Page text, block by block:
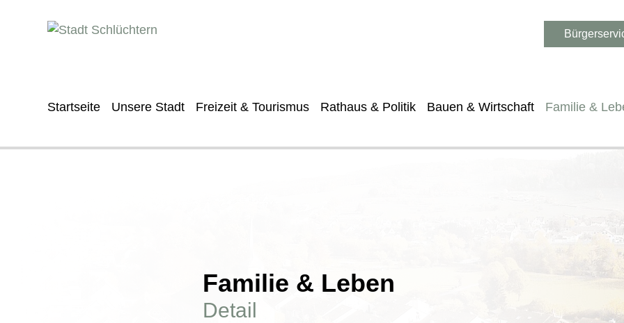
Startseite Unsere Stadt Freizeit & Tourismus Rathaus & Politik Bauen & Wirtschaft Familie &
Familie & Leben
Detail